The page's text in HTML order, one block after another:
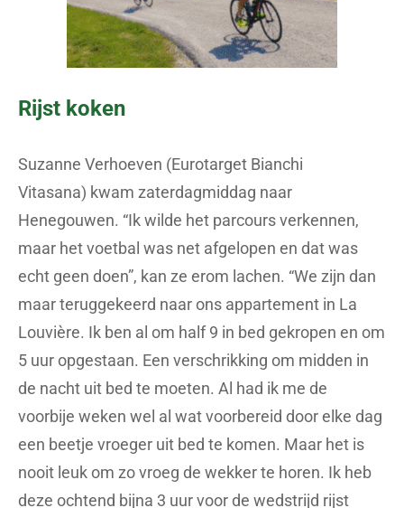
Rijst koken
Suzanne Verhoeven (Eurotarget Bianchi
Vitasana) kwam zaterdagmiddag naar
Henegouwen. “Ik wilde het parcours verkennen,
maar het voetbal was net afgelopen en dat was
echt geen doen”, kan ze erom lachen. “We zijn dan
maar teruggekeerd naar ons appartement in La
Louvière. Ik ben al om half 9 in bed gekropen en om
5 uur opgestaan. Een verschrikking om midden in
de nacht uit bed te moeten. Al had ik me de
voorbije weken wel al wat voorbereid door elke dag
een beetje vroeger uit bed te komen. Maar het is
nooit leuk om zo vroeg de wekker te horen. Ik heb
deze ochtend bijna 3 uur voor de wedstrijd rijst